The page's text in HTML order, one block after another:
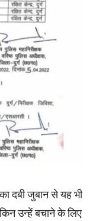
दबी जुबान से यह भी
उन्हें बचाने के लिए